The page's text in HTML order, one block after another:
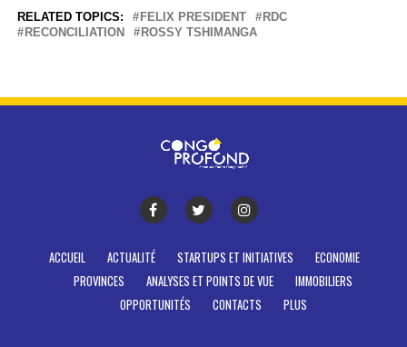
RELATED TOPICS: FELIX PRESIDENT
RDC
RECONCILIATION
ROSSY TSHIMANGA
ACCUEIL ACTUALITÉ STARTUPS ET INITIATIVES
ECONOMIE
PROVINCES
ANALYSES ET POINTS DE VUE
IMMOBILIERS
OPPORTUNITÉS
CONTACTS PLUS